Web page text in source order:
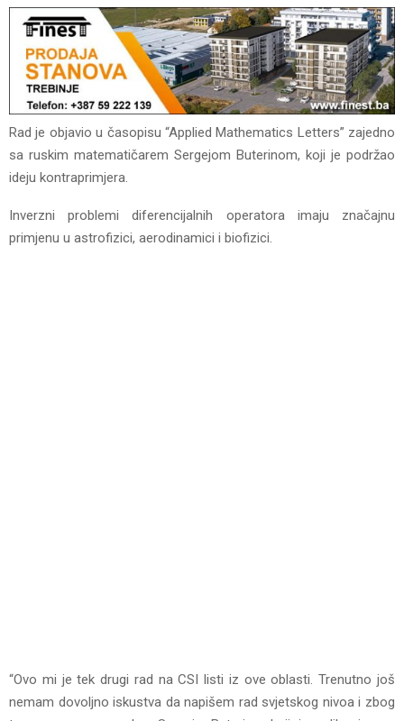
Rad je objavio u časopisu “Applied Mathematics Letters” zajedno
sa ruskim matematičarem Sergejom Buterinom, koji je podržao
ideju kontraprimjera.
Inverzni problemi diferencijalnih operatora imaju značajnu
primjenu u astrofizici, aerodinamici i biofizici.
“Ovo mi je tek drugi rad na CSI listi iz ove oblasti. Trenutno još
nemam dovoljno iskustva da napišem rad svjetskog nivoa i zbog